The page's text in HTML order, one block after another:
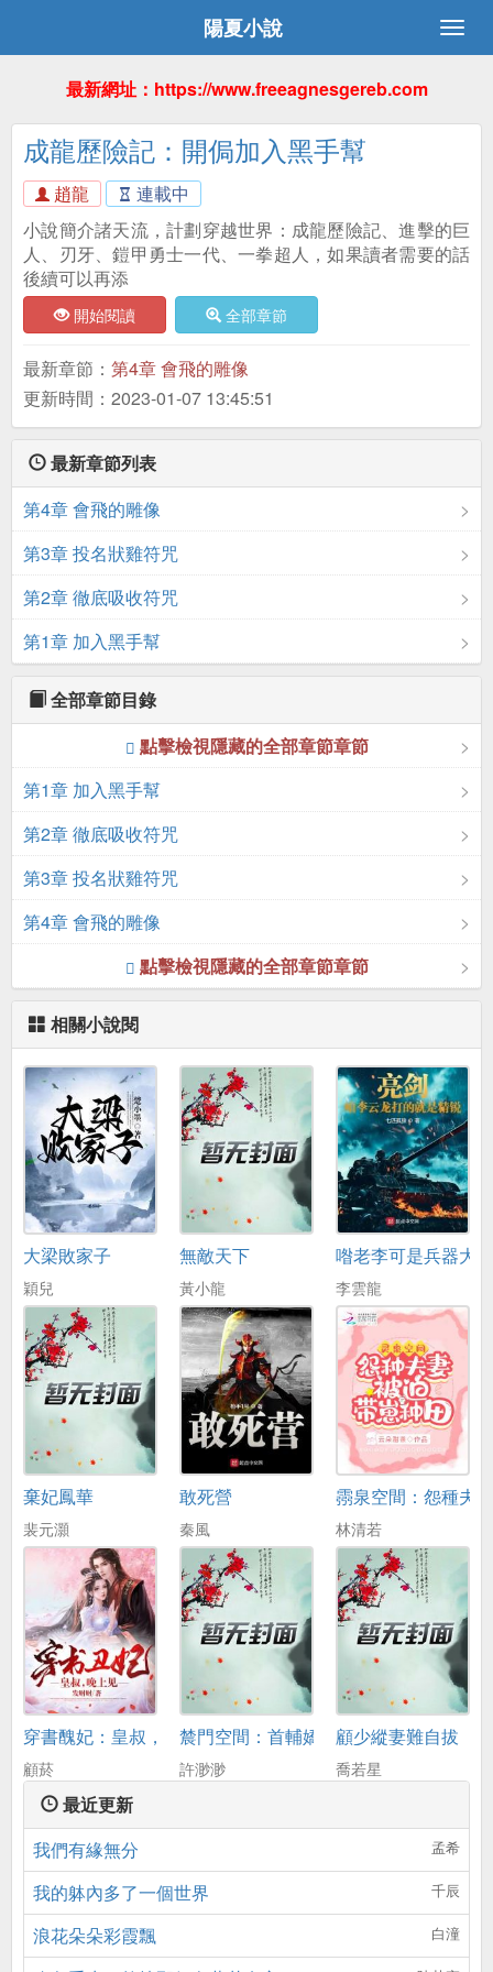
陽夏小說
最新網址：https://www.freeagnesgereb.com
成龍歷險記：開侷加入黑手幫
趙龍
連載中
小說簡介諸天流，計劃穿越世界：成龍歷險記、進擊的巨
人、刃牙、鎧甲勇士一代、一拳超人，如果讀者需要的話
後續可以再添
開始閱讀 全部章節
最新章節： 第4章 會飛的雕像
更新時間：2023-01-07 13:45:51
最新章節列表
第4章 會飛的雕像
第3章 投名狀雞符咒
第2章 徹底吸收符咒
第1章 加入黑手幫
全部章節目錄
點擊檢視隱藏的全部章節章節
第1章 加入黑手幫
第2章 徹底吸收符咒
第3章 投名狀雞符咒
第4章 會飛的雕像
點擊檢視隱藏的全部章節章節
相關小說閱
大梁敗家子
穎兒
無敵天下
黃小龍
喒老李可是兵器大
李雲龍
棄妃鳳華
裴元灝
敢死營
秦風
霛泉空間：怨種夫
林清若
穿書醜妃：皇叔，晚上見
顧菸
辳門空間：首輔嬌妻養娃忙
許渺渺
顧少縱妻難自拔
喬若星
最近更新
我們有緣無分
孟希
我的躰內多了一個世界 千辰
浪花朵朵彩霞飄 白潼